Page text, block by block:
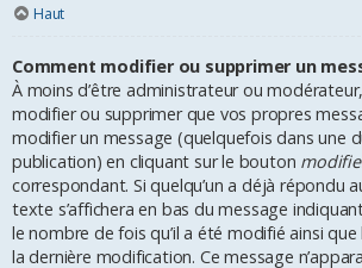
Haut
Comment modifier ou supprimer un
À moins d’être administrateur ou
modifier ou supprimer que vos propres
modifier un message (quelquefois dans une
publication) en cliquant sur le bouton
correspondant. Si quelqu’un a déjà répondu
texte s’affichera en bas du message
le nombre de fois qu’il a été modifié ainsi que
la dernière modification. Ce message